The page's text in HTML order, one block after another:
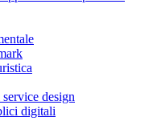
design
digitali